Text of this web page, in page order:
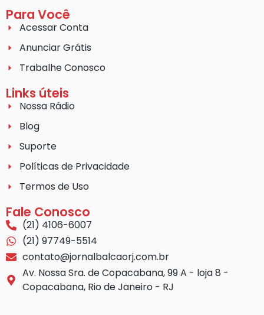
Para Você
Acessar Conta
Anunciar Grátis
Trabalhe Conosco
Links úteis
Nossa Rádio
Blog
Suporte
Políticas de Privacidade
Termos de Uso
Fale Conosco
(21) 4106-6007
(21) 97749-5514
contato@jornalbalcaorj.com.br
Av. Nossa Sra. de Copacabana, 99 A - loja 8 -
Copacabana, Rio de Janeiro - RJ